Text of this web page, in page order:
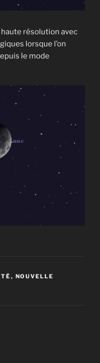
résolution avec
lorsque l’on
le mode
, NOUVELLE